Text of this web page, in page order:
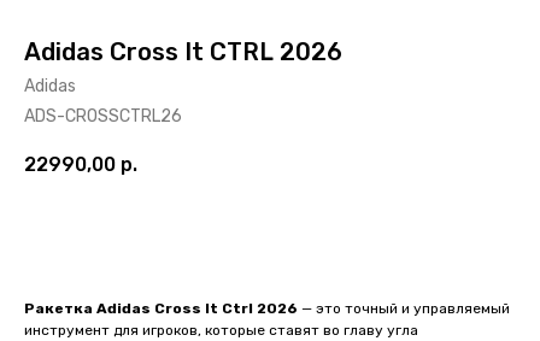
Adidas Cross It CTRL 2026
Adidas
ADS-CROSSCTRL26
22990,00 р.
Ракетка Adidas Cross It Ctrl 2026 — это точный и управляемый
инструмент для игроков, которые ставят во главу угла